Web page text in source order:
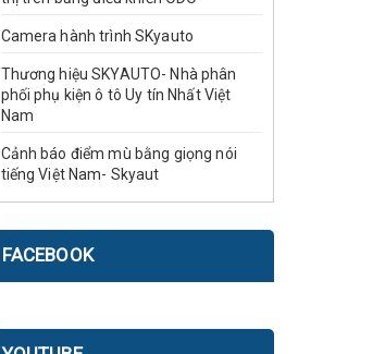
Camera hành trình SKyauto
Thương hiệu SKYAUTO- Nhà phân
phối phụ kiện ô tô Uy tín Nhất Việt
Nam
Cảnh báo điểm mù bằng giọng nói
tiếng Việt Nam- Skyaut
FACEBOOK